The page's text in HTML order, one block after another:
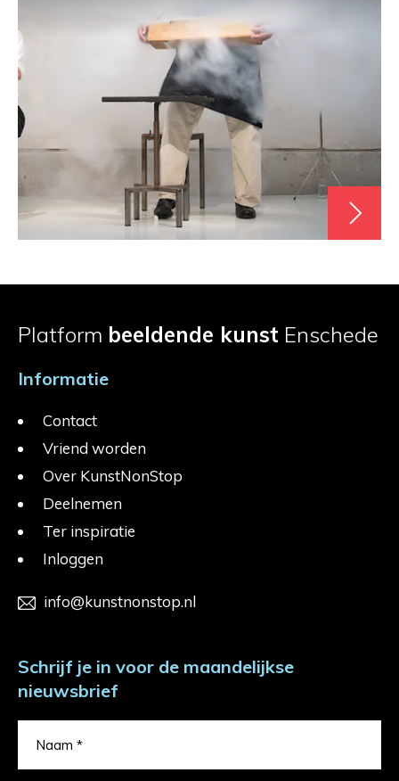
Platform beeldende kunst Enschede
Informatie
Contact
Vriend worden
Over KunstNonStop
Deelnemen
Ter inspiratie
Inloggen
info@kunstnonstop.nl
Schrijf je in voor de maandelijkse
nieuwsbrief